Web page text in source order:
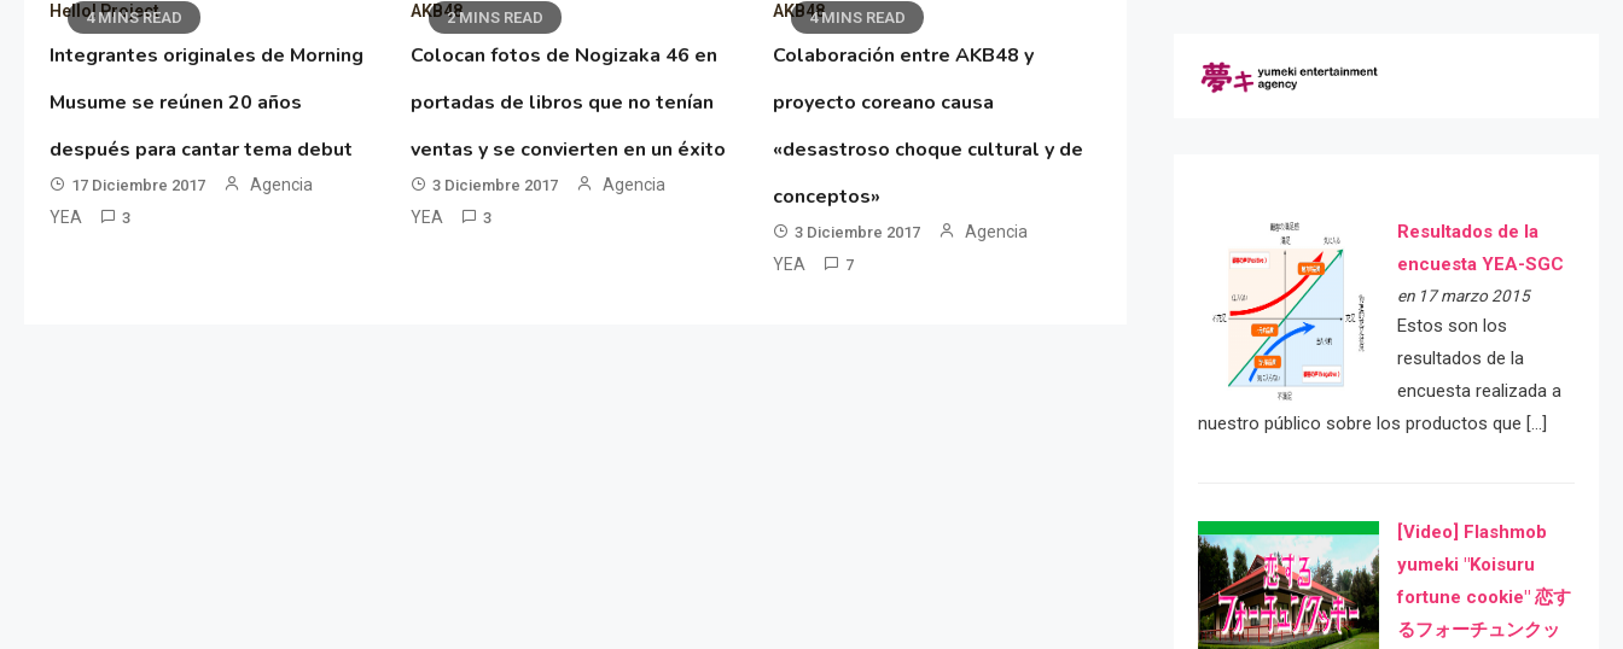
4 MINS READ
Hello! Project
Integrantes originales de Morning
Musume se reúnen 20 años
después para cantar tema debut
17 Diciembre 2017
Agencia
YEA
3
2 MINS READ
AKB48
Colocan fotos de Nogizaka 46 en
portadas de libros que no tenían
ventas y se convierten en un éxito
3 Diciembre 2017
Agencia
YEA
3
4 MINS READ
AKB48
Colaboración entre AKB48 y
proyecto coreano causa
«desastroso choque cultural y de
conceptos»
3 Diciembre 2017
Agencia
YEA
7
Resultados de la
encuesta YEA-SGC
en 17 marzo 2015
Estos son los
resultados de la
encuesta realizada a
nuestro público sobre los productos que […]
[Video] Flashmob
yumeki "Koisuru
fortune cookie" 恋す
るフォーチュンクッ